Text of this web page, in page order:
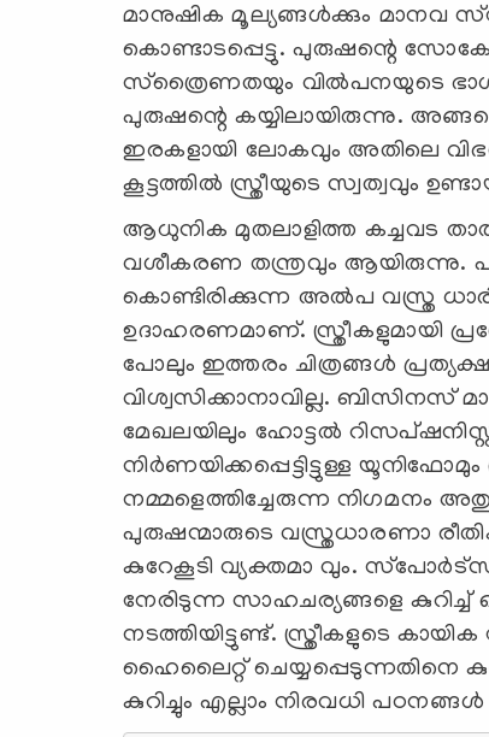
മാനുഷിക മൂല്യങ്ങള്‍ക്കും മാനവ
കൊണ്ടാടപ്പെട്ടു. പുരുഷന്റെ
സ്‌ത്രൈണതയും വില്‍പനയുടെ
പുരുഷന്റെ കയ്യിലായിരുന്നു.
ഇരകളായി ലോകവും അതിലെ
കൂട്ടത്തില്‍ സ്ത്രീയുടെ സ്വത്വവും
ആധുനിക മുതലാളിത്ത കച്ചവട
വശീകരണ തന്ത്രവും ആയിരുന്നു.
കൊണ്ടിരിക്കുന്ന അല്‍പ വസ്ത്ര
ഉദാഹരണമാണ്. സ്ത്രീകളുമായി
പോലും ഇത്തരം ചിത്രങ്ങള്‍
വിശ്വസിക്കാനാവില്ല. ബിസിനസ്
മേഖലയിലും ഹോട്ടല്‍
നിര്‍ണയിക്കപ്പെട്ടിട്ടുള്ള
നമ്മളെത്തിച്ചേരുന്ന നിഗമനം
പുരുഷന്മാരുടെ വസ്ത്രധാരണാ
കുറേകൂടി വ്യക്തമാ വും.
നേരിടുന്ന സാഹചര്യങ്ങളെ കുറിച്ച്
നടത്തിയിട്ടുണ്ട്. സ്ത്രീകളുടെ
ഹൈലൈറ്റ് ചെയ്യപ്പെടുന്നതിനെ
കുറിച്ചും എല്ലാം നിരവധി പഠനങ്ങള്‍